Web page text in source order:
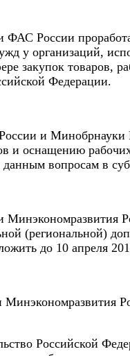
России
у организаций,
закупок товаров,
Федерации.
и Минобрнауки
и оснащению
вопросам в
(региональной)
до 10 апреля
Российской